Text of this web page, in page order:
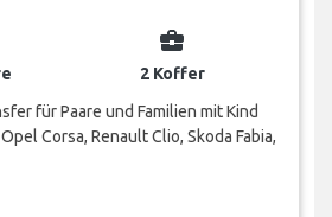
business_center
2 Koffer
für Paare und Familien mit Kind
Corsa, Renault Clio, Skoda Fabia,